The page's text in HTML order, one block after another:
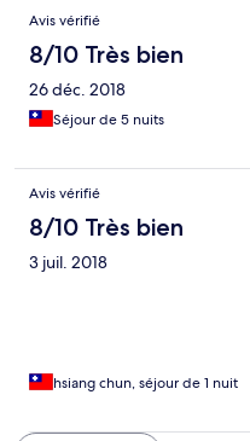
Avis vérifié
8/10 Très bien
26 déc. 2018
Séjour de 5 nuits
Avis vérifié
8/10 Très bien
3 juil. 2018
hsiang chun, séjour de 1 nuit